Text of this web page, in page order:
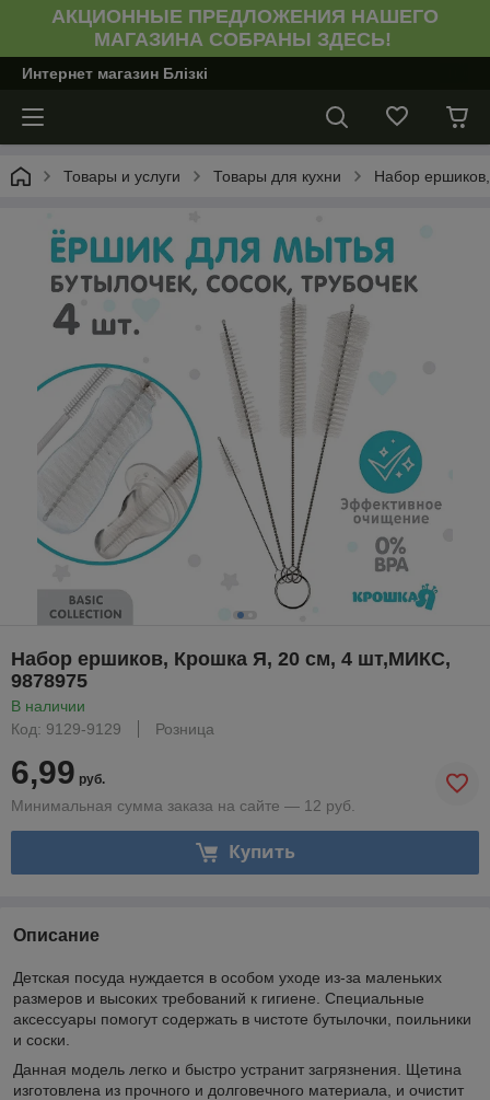
АКЦИОННЫЕ ПРЕДЛОЖЕНИЯ НАШЕГО
МАГАЗИНА СОБРАНЫ ЗДЕСЬ!
Интернет магазин Блiзкi
Товары и услуги Товары для кухни Набор
Набор ершиков, Крошка Я, 20 см, 4 шт,МИКС,
9878975
В наличии
Код: 9129-9129
Розница
6,99 руб.
Минимальная сумма заказа на сайте — 12 руб.
Купить
Описание
Детская посуда нуждается в особом уходе из-за маленьких
размеров и высоких требований к гигиене. Специальные
аксессуары помогут содержать в чистоте бутылочки, поильники
и соски.
Данная модель легко и быстро устранит загрязнения. Щетина
изготовлена из прочного и долговечного материала, и очистит